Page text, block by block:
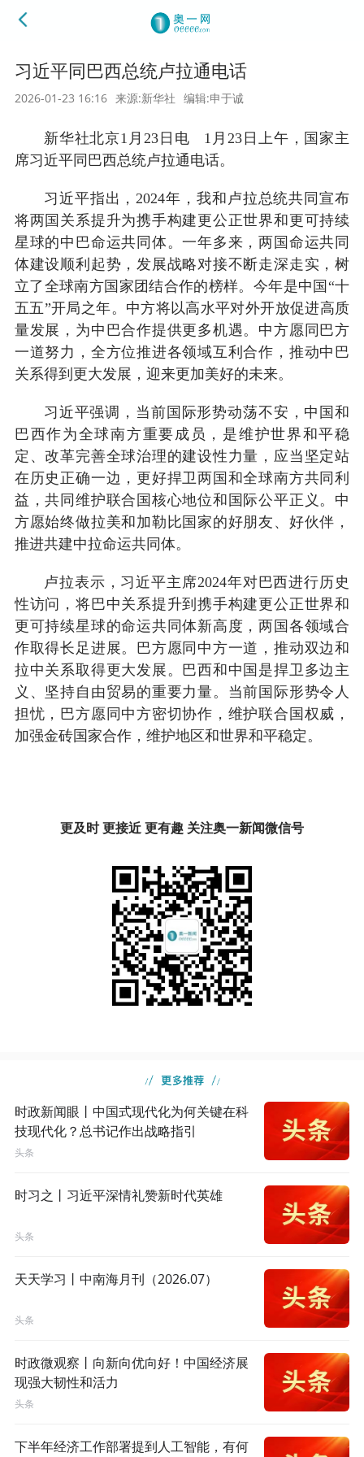
习近平同巴西总统卢拉通电话
2026-01-23 16:16 来源:新华社 编辑:申于诚
新华社北京1月23日电 1月23日上午，国家主
席习近平同巴西总统卢拉通电话。
习近平指出，2024年，我和卢拉总统共同宣布
将两国关系提升为携手构建更公正世界和更可持续
星球的中巴命运共同体。一年多来，两国命运共同
体建设顺利起势，发展战略对接不断走深走实，树
立了全球南方国家团结合作的榜样。今年是中国“十
五五”开局之年。中方将以高水平对外开放促进高质
量发展，为中巴合作提供更多机遇。中方愿同巴方
一道努力，全方位推进各领域互利合作，推动中巴
关系得到更大发展，迎来更加美好的未来。
习近平强调，当前国际形势动荡不安，中国和
巴西作为全球南方重要成员，是维护世界和平稳
定、改革完善全球治理的建设性力量，应当坚定站
在历史正确一边，更好捍卫两国和全球南方共同利
益，共同维护联合国核心地位和国际公平正义。中
方愿始终做拉美和加勒比国家的好朋友、好伙伴，
推进共建中拉命运共同体。
卢拉表示，习近平主席2024年对巴西进行历史
性访问，将巴中关系提升到携手构建更公正世界和
更可持续星球的命运共同体新高度，两国各领域合
作取得长足进展。巴方愿同中方一道，推动双边和
拉中关系取得更大发展。巴西和中国是捍卫多边主
义、坚持自由贸易的重要力量。当前国际形势令人
担忧，巴方愿同中方密切协作，维护联合国权威，
加强金砖国家合作，维护地区和世界和平稳定。
更及时 更接近 更有趣 关注奥一新闻微信号
时政新闻眼丨中国式现代化为何关键在科
技现代化？总书记作出战略指引
头条
时习之丨习近平深情礼赞新时代英雄
头条
天天学习丨中南海月刊（2026.07）
头条
时政微观察丨向新向优向好！中国经济展
现强大韧性和活力
头条
下半年经济工作部署提到人工智能，有何